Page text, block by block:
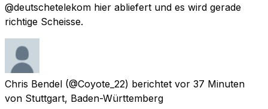
@deutschetelekom hier abliefert und es wird gerade
richtige Scheisse.
Chris Bendel (@Coyote_22) berichtet vor 37 Minuten
von Stuttgart, Baden-Württemberg